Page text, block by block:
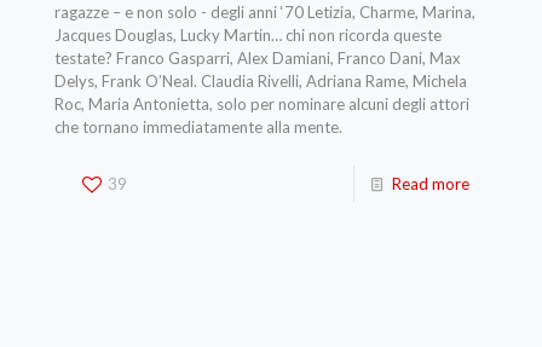
ragazze – e non solo - degli anni ‘70 Letizia, Charme, Marina,
Jacques Douglas, Lucky Martin… chi non ricorda queste
testate? Franco Gasparri, Alex Damiani, Franco Dani, Max
Delys, Frank O’Neal. Claudia Rivelli, Adriana Rame, Michela
Roc, Maria Antonietta, solo per nominare alcuni degli attori
che tornano immediatamente alla mente.
39 Read more